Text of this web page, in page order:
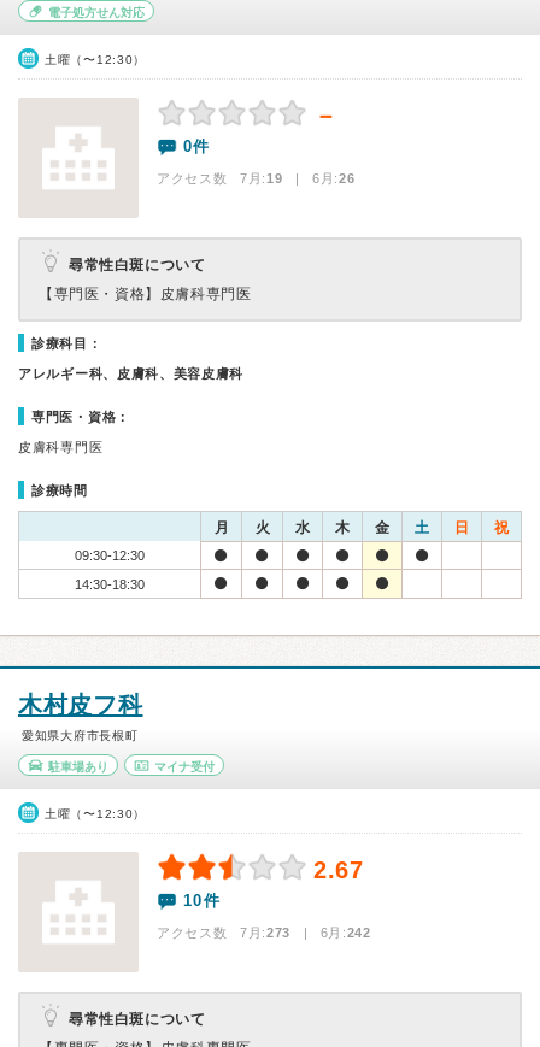
電子処方せん対応
土曜（〜12:30）
－
0件
アクセス数 7月:19 | 6月:26
尋常性白斑について
【専門医・資格】 皮膚科専門医
診療科目：
アレルギー科、皮膚科、美容皮膚科
専門医・資格：
皮膚科専門医
診療時間
月 火 水 木 金 土 日 祝
09:30-12:30
14:30-18:30
木村皮フ科
愛知県大府市長根町
駐車場あり マイナ受付
土曜（〜12:30）
2.67
10件
アクセス数 7月:273 | 6月:242
尋常性白斑について